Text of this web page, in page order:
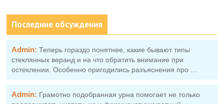
Последние обсуждения
Admin: Теперь гораздо понятнее, какие бывают типы
стеклянных веранд и на что обратить внимание при
остеклении. Особенно пригодились разъяснения про …
Admin: Грамотно подобранная урна помогает не только